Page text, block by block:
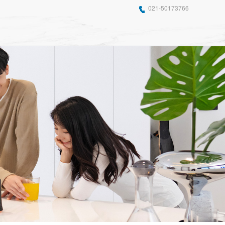
021-50173766